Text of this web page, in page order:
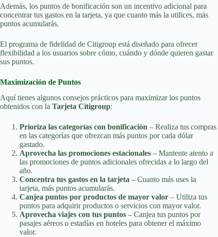
Además, los puntos de bonificación son un incentivo adicional para
concentrar tus gastos en la tarjeta, ya que cuanto más la utilices, más
puntos acumularás.
El programa de fidelidad de Citigroup está diseñado para ofrecer
flexibilidad a los usuarios sobre cómo, cuándo y dónde quieren gastar
sus puntos.
Maximización de Puntos
Aquí tienes algunos consejos prácticos para maximizar los puntos
obtenidos con la Tarjeta Citigroup:
Prioriza las categorías con bonificación – Realiza tus compras
en las categorías que ofrezcan más puntos por cada dólar
gastado.
Aprovecha las promociones estacionales – Mantente atento a
las promociones de puntos adicionales ofrecidas a lo largo del
año.
Concentra tus gastos en la tarjeta – Cuanto más uses la
tarjeta, más puntos acumularás.
Canjea puntos por productos de mayor valor – Utiliza tus
puntos para adquirir productos o servicios con mayor valor.
Aprovecha viajes con tus puntos – Canjea tus puntos por
pasajes aéreos o estadías en hoteles para obtener el máximo
valor.